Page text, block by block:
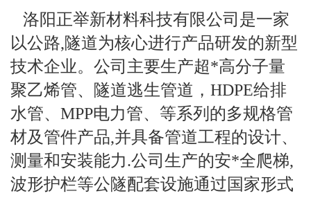
洛阳正举新材料科技有限公司是一家
以公路,隧道为核心进行产品研发的新型
技术企业。公司主要生产超*高分子量
聚乙烯管、隧道逃生管道，HDPE给排
水管、MPP电力管、等系列的多规格管
材及管件产品,并具备管道工程的设计、
测量和安装能力.公司生产的安*全爬梯,
波形护栏等公隧配套设施通过国家形式